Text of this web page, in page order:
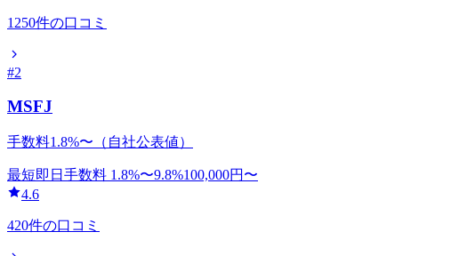
1250件の口コミ
#2
MSFJ
手数料1.8%〜（自社公表値）
最短即日 手数料 1.8%〜9.8%100,000円〜
4.6
420件の口コミ